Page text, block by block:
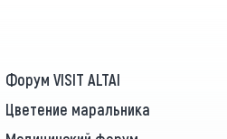
Форум VISIT ALTAI
Цветение маральника